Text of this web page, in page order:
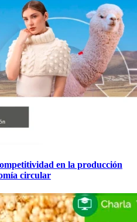
en la producción
circular